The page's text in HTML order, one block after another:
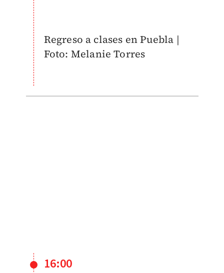
Regreso a clases en Puebla |
Foto: Melanie Torres
16:00